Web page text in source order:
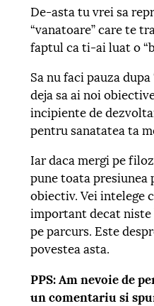
De-asta tu vrei sa
“vanatoare” care te
faptul ca ti-ai luat o
Sa nu faci pauza
deja sa ai noi
incipiente de
pentru sanatatea ta
Iar daca mergi pe
pune toata presiunea
obiectiv. Vei intelege
important decat niste
pe parcurs. Este
povestea asta.
PPS: Am nevoie de
un comentariu si